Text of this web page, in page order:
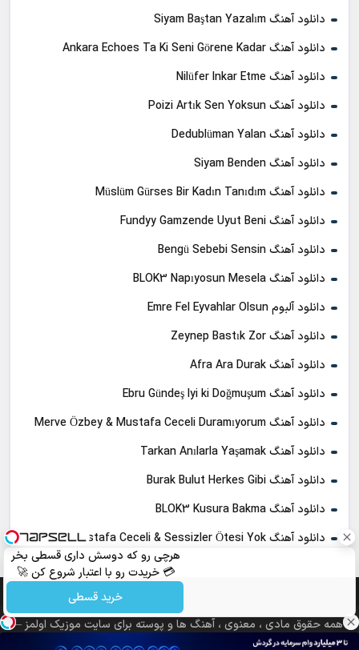
هرچی رو که دوسش داری قسطی بخر
💳 خریدت رو با اعتبار شروع کن 🚀
خرید قسطی
دانلود آهنگ Siyam Baştan Yazalım
دانلود آهنگ Ankara Echoes Ta Ki Seni Görene Kadar
دانلود آهنگ Nilüfer Inkar Etme
دانلود آهنگ Poizi Artık Sen Yoksun
دانلود آهنگ Dedublüman Yalan
دانلود آهنگ Siyam Benden
دانلود آهنگ Müslüm Gürses Bir Kadın Tanıdım
دانلود آهنگ Fundyy Gamzende Uyut Beni
دانلود آهنگ Bengü Sebebi Sensin
دانلود آهنگ BLOK3 Napıyosun Mesela
دانلود آلبوم Emre Fel Eyvahlar Olsun
دانلود آهنگ Zeynep Bastık Zor
دانلود آهنگ Afra Ara Durak
دانلود آهنگ Ebru Gündeş Iyi ki Doğmuşum
دانلود آهنگ Merve Özbey & Mustafa Ceceli Duramıyorum
دانلود آهنگ Tarkan Anılarla Yaşamak
دانلود آهنگ Burak Bulut Herkes Gibi
دانلود آهنگ BLOK3 Kusura Bakma
دانلود آهنگ Mustafa Ceceli & Sessizler Ötesi Yok
همه حقوق مادی ، معنوی ، آهنگ ها و پوسته برای سایت موزیک اولمز –
مرجع دانلود ترانه های ترکی محفوظ می باشد.